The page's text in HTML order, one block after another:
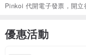
Pinkoi 代開電子發票，開
優惠活動